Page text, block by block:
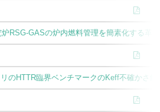
RSG-GASの炉内燃料管理を簡素化する革
のHTTR臨界ベンチマークのKeff不確かさ解